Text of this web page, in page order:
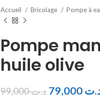
Accueil Bricolage Pompe à
Pompe
huile olive
د.ت99,000